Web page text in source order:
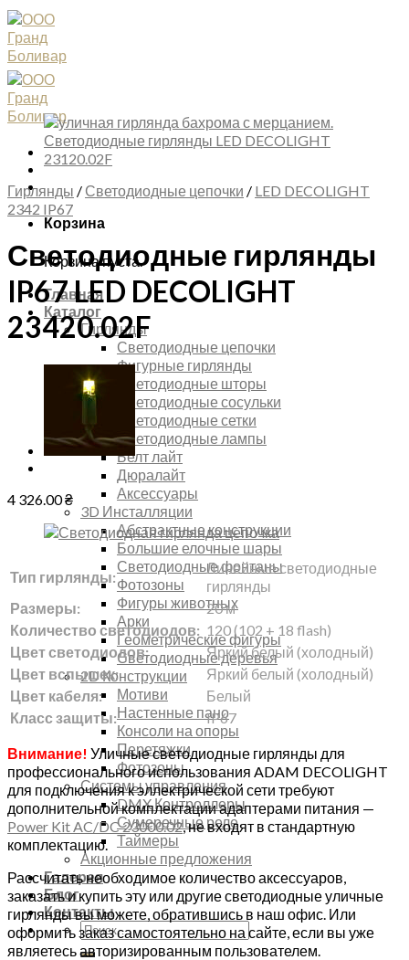
Skip
to
content
Корзина
Корзина пуста.
Главная
Каталог
Гирлянды
Светодиодные цепочки
Фигурные гирлянды
Светодиодные шторы
Светодиодные сосульки
Светодиодные сетки
Светодиодные лампы
Белт лайт
Дюралайт
Аксессуары
3D Инсталляции
Абстрактные конструкции
Большие елочные шары
Светодиодные фонтаны
Фотозоны
Фигуры животных
Арки
Геометрические фигуры
Светодиодные деревья
2D Конструкции
Мотиви
Настенные пано
Консоли на опоры
Перетяжки
Фотозоны
Системы управления
DMX Контроллеры
Сумеречные реле
Таймеры
Акционные предложения
Галерея
Блог
Контакты
Искать:
Гирлянды / Светодиодные цепочки / LED DECOLIGHT
2342 IP67
Светодиодные гирлянды
IP67 LED DECOLIGHT
23420.02F
4 326.00₴
Тип гирлянды:
Линейные светодиодные
гирлянды
Размеры:
20 м
Количество светодиодов: 120 (102 + 18 flash)
Цвет светодиодов:
Яркий белый (холодный)
Цвет вспышек:
Яркий белый (холодный)
Цвет кабеля:
Белый
Класс защиты:
IP67
Внимание! Уличные светодиодные гирлянды для
профессионального использования ADAM DECOLIGHT
для подключения к эллектрической сети требуют
дополнительной комплектации адаптерами питания —
Power Kit AC/DC 23000.02, не входят в стандартную
комплектацию.
Рассчитать необходимое количество аксессуаров,
заказать и купить эту или другие светодиодные уличные
гирлянды вы можете, обратившись в наш офис. Или
оформить заказ самостоятельно на сайте, если вы уже
являетесь авторизированным пользователем.